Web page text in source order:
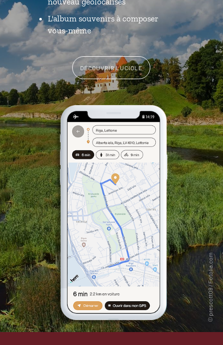
L'album souvenirs à composer
vous-même
DÉCOUVRIR LUCIOLE